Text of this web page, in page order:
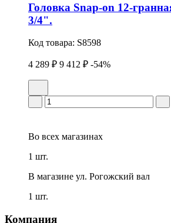
Головка Snap-on 12-
3/4".
Код товара: S8598
4 289 ₽ 9 412 ₽ -54%
Во всех магазинах
1 шт.
В магазине ул. Рогожский вал
1 шт.
Компания